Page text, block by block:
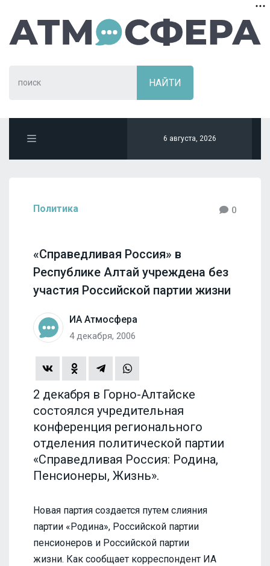
6 августа, 2026
Политика 0
«Справедливая Россия» в
Республике Алтай учреждена без
участия Российской партии жизни
ИА Атмосфера
4 декабря, 2006
2 декабря в Горно-Алтайске
состоялся учредительная
конференция регионального
отделения политической партии
«Справедливая Россия: Родина,
Пенсионеры, Жизнь».
Новая партия создается путем слияния
партии «Родина», Российской партии
пенсионеров и Российской партии
жизни. Как сообщает корреспондент ИА